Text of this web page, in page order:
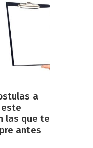
a
las que te
antes